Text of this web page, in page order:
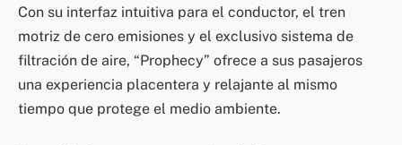
Con su interfaz intuitiva para el conductor, el tren
motriz de cero emisiones y el exclusivo sistema de
filtración de aire, “Prophecy” ofrece a sus pasajeros
una experiencia placentera y relajante al mismo
tiempo que protege el medio ambiente.